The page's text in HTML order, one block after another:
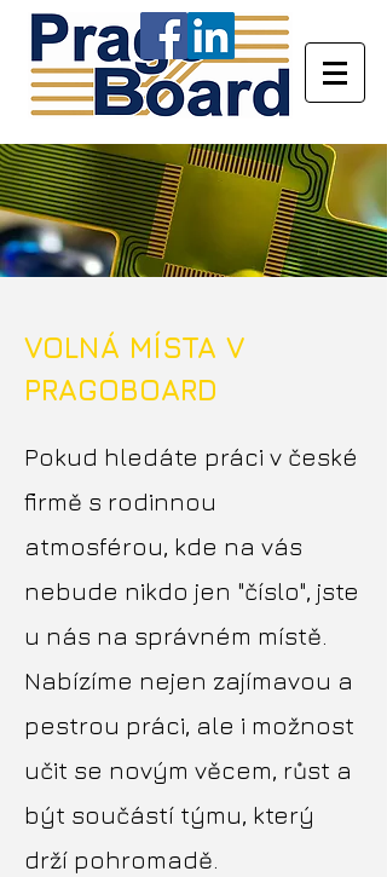
VOLNÁ MÍSTA V
PRAGOBOARD
Pokud hledáte práci v české
firmě s rodinnou
atmosférou, kde na vás
nebude nikdo jen "číslo", jste
u nás na správném místě.
Nabízíme nejen zajímavou a
pestrou práci, ale i možnost
učit se novým věcem, růst a
být součástí týmu, který
drží pohromadě.